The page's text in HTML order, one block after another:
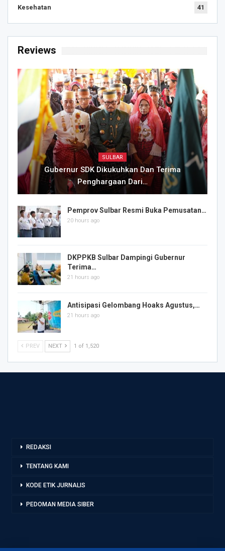
Kesehatan 41
Reviews
SULBAR
Gubernur SDK Dikukuhkan Dan Terima
Penghargaan Dari…
Pemprov Sulbar Resmi Buka Pemusatan…
20 hours ago
DKPPKB Sulbar Dampingi Gubernur
Terima…
21 hours ago
Antisipasi Gelombang Hoaks Agustus,…
21 hours ago
PREV NEXT 1 of 1,520
REDAKSI
TENTANG KAMI
KODE ETIK JURNALIS
PEDOMAN MEDIA SIBER